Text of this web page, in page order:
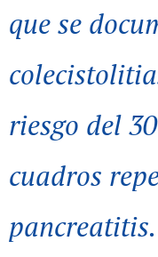
que se
riesgo del
cuadros